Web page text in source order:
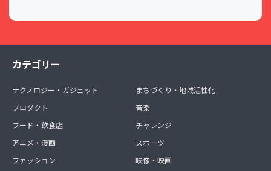
カテゴリー
テクノロジー・ガジェット
プロダクト
フード・飲食店
アニメ・漫画
ファッション
まちづくり・地域活性化
音楽
チャレンジ
スポーツ
映像・映画